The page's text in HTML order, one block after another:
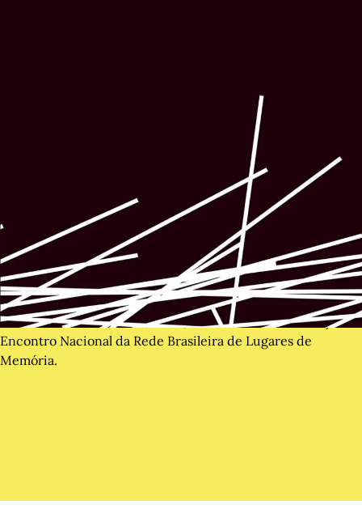
No dia 9 de dezembro de 2024, ocorreu a terceira edição de
Encontro Nacional da Rede Brasileira de Lugares de
Memória.